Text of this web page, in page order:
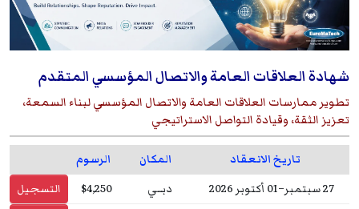
شهادة العلاقات العامة والاتصال المؤسسي المتقدم
تطوير ممارسات العلاقات العامة والاتصال المؤسسي لبناء السمعة،
تعزيز الثقة، وقيادة التواصل الاستراتيجي
تاريخ الانعقاد المكان
الرسوم
27 سبتمبر–01 أكتوبر 2026
دبــي $4,250
التسجيل